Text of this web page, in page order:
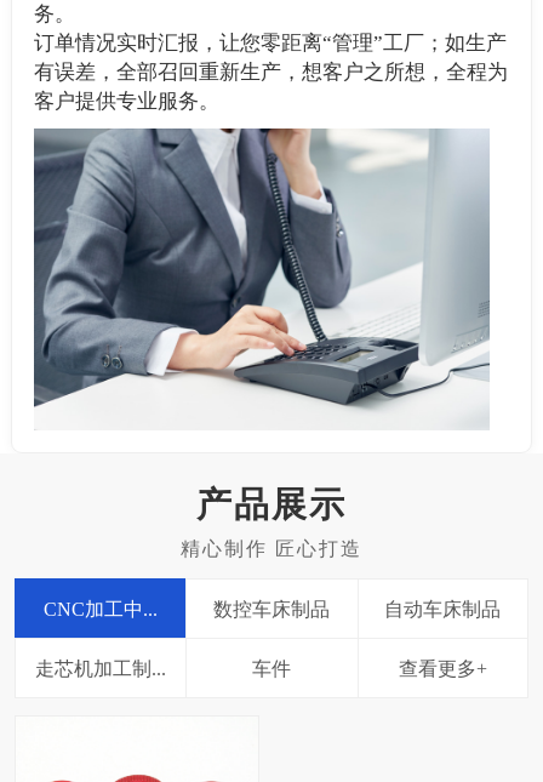
务。
订单情况实时汇报，让您零距离“管理”工厂；如生产
有误差，全部召回重新生产，想客户之所想，全程为
客户提供专业服务。
产品展示
CNC加工中... 数控车床制品 自动车床制品
走芯机加工制... 车件 查看更多+